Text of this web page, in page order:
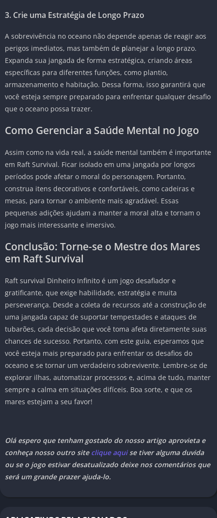
3. Crie uma Estratégia de Longo Prazo
A sobrevivência no oceano não depende apenas de reagir aos
perigos imediatos, mas também de planejar a longo prazo.
Expanda sua jangada de forma estratégica, criando áreas
específicas para diferentes funções, como plantio,
armazenamento e habitação. Dessa forma, isso garantirá que
você esteja sempre preparado para enfrentar qualquer desafio
que o oceano possa trazer.
Como Gerenciar a Saúde Mental no Jogo
Assim como na vida real, a saúde mental também é importante
em Raft Survival. Ficar isolado em uma jangada por longos
períodos pode afetar o moral do personagem. Portanto,
construa itens decorativos e confortáveis, como cadeiras e
mesas, para tornar o ambiente mais agradável. Essas
pequenas adições ajudam a manter a moral alta e tornam o
jogo mais interessante e imersivo.
Conclusão: Torne-se o Mestre dos Mares
em Raft Survival
Raft survival Dinheiro Infinito é um jogo desafiador e
gratificante, que exige habilidade, estratégia e muita
perseverança. Desde a coleta de recursos até a construção de
uma jangada capaz de suportar tempestades e ataques de
tubarões, cada decisão que você toma afeta diretamente suas
chances de sucesso. Portanto, com este guia, esperamos que
você esteja mais preparado para enfrentar os desafios do
oceano e se tornar um verdadeiro sobrevivente. Lembre-se de
explorar ilhas, automatizar processos e, acima de tudo, manter
sempre a calma em situações difíceis. Boa sorte, e que os
mares estejam a seu favor!
Olá espero que tenham gostado do nosso artigo aprovieta e
conheça nosso outro site clique aquise tiver alguma duvida
ou se o jogo estivar desatualizado deixe nos comentários que
será um grande prazer ajuda-lo.